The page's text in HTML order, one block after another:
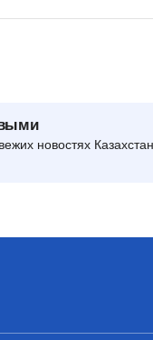
новостях